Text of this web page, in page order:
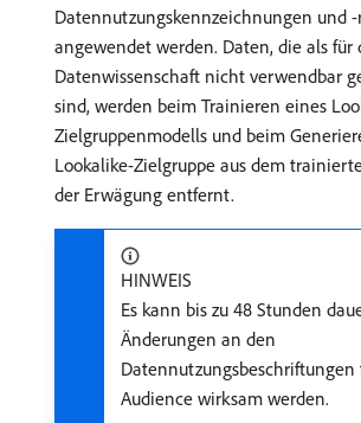
Datennutzungskennzeichnungen und
angewendet werden. Daten, die als für
Datenwissenschaft nicht verwendbar
sind, werden beim Trainieren eines
Zielgruppenmodells und beim
Lookalike-Zielgruppe aus dem
der Erwägung entfernt.
HINWEIS
Es kann bis zu 48 Stunden
Änderungen an den
Datennutzungsbeschriftungen
Audience wirksam werden.